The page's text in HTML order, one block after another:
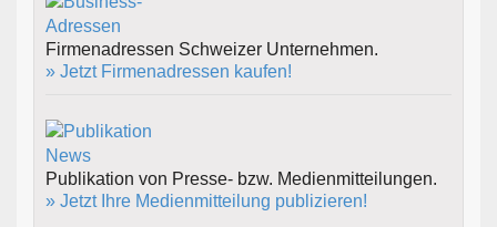
Firmenadressen Schweizer Unternehmen.
» Jetzt Firmenadressen kaufen!
Publikation von Presse- bzw. Medienmitteilungen.
» Jetzt Ihre Medienmitteilung publizieren!